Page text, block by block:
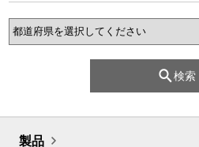
検索
製品